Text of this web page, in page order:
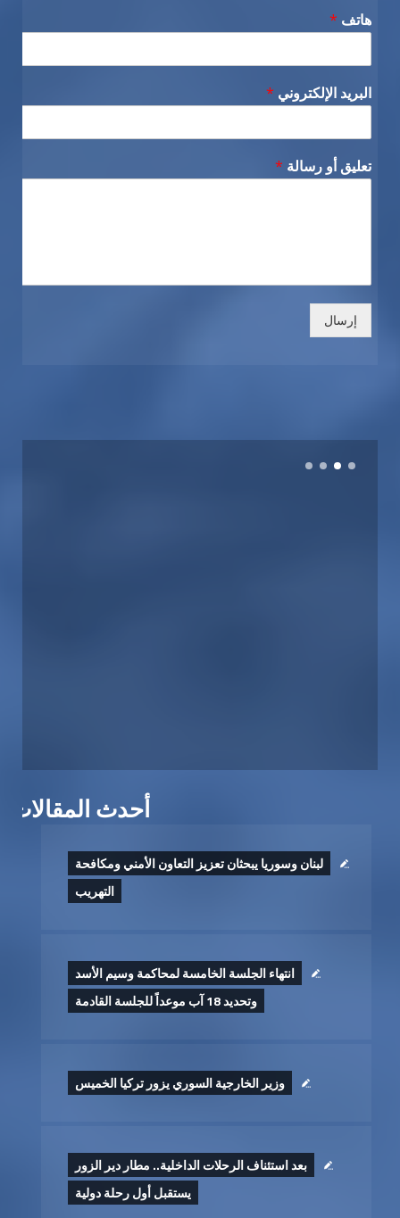
هاتف *
البريد الإلكتروني *
تعليق أو رسالة *
إرسال
أحدث المقالات
لبنان وسوريا يبحثان تعزيز التعاون الأمني ومكافحة
التهريب
انتهاء الجلسة الخامسة لمحاكمة وسيم الأسد
وتحديد 18 آب موعداً للجلسة القادمة
وزير الخارجية السوري يزور تركيا الخميس
بعد استئناف الرحلات الداخلية.. مطار دير الزور
يستقبل أول رحلة دولية